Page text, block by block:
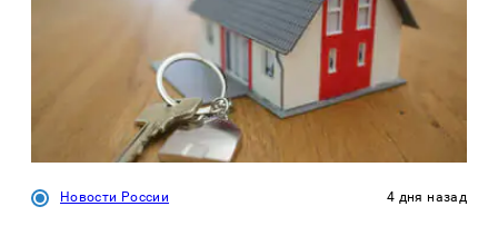
Новости России 4 дня назад